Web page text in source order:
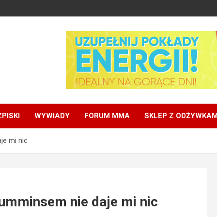
WYWIADY FORUM MMA SKLEP Z
mi nic
nie daje mi nic